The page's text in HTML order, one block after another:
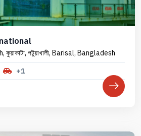
পটুয়াখালী, Barisal, Bangladesh
+1